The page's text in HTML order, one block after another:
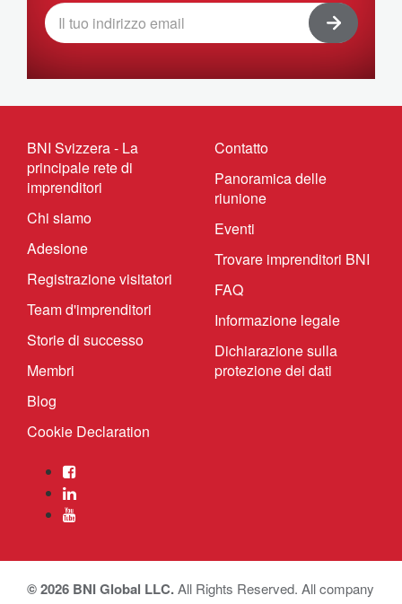
BNI Svizzera - La
principale rete di
imprenditori
Chi siamo
Adesione
Registrazione visitatori
Team d'imprenditori
Storie di successo
Membri
Blog
Cookie Declaration
Contatto
Panoramica delle
riunione
Eventi
Trovare imprenditori BNI
FAQ
Informazione legale
Dichiarazione sulla
protezione dei dati
© 2026 BNI Global LLC.All Rights Reserved. All company